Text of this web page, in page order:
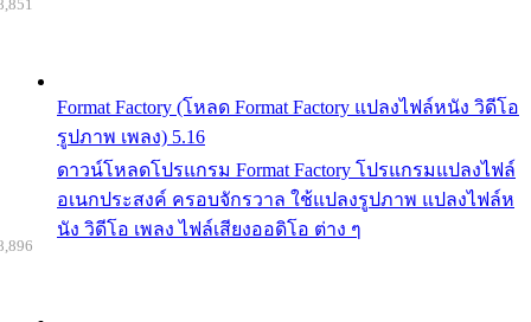
Format Factory (โหลด Format Factory แปลงไฟล์หนัง วิดีโอ
รูปภาพ เพลง) 5.16
ดาวน์โหลดโปรแกรม Format Factory โปรแกรมแปลงไฟล์
อเนกประสงค์ ครอบจักรวาล ใช้แปลงรูปภาพ แปลงไฟล์ห
นัง วิดีโอ เพลง ไฟล์เสียงออดิโอ ต่าง ๆ